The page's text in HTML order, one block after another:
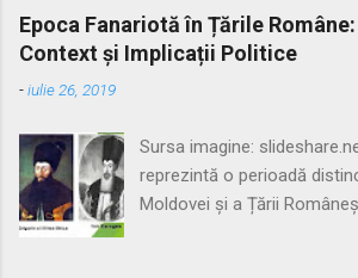
acestuia. Spre sfârșitul Republicii, tot mai
început să evite această subordonare,
nelegitime. Pentru a limita fenomenul,
căsătoria fără manus, care permitea
autonomia patrimonială. ⚖️ Formele
Căsătoria cum manus putea fi încheiată în
distincte: 🔹 1. Confarreatio O ceremonie
patricienilor, în prezența pontifex maximus
Jupiter (flamen Dialis). Era o formă sacră,
Epoca Fanariotă în Țările
Context și Implicații Politice
-iulie 26, 2019
Sursa imagine:
reprezintă o perioadă
Moldovei și a Țării
numirea de domni greci,